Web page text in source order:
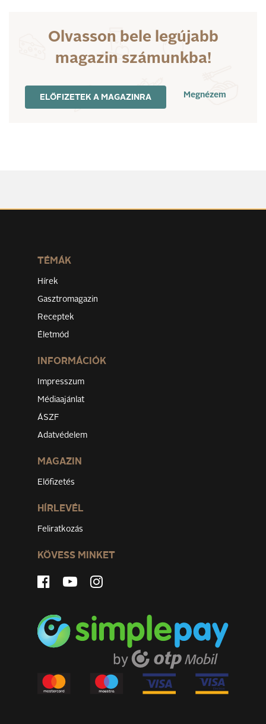
Olvasson bele legújabb
magazin számunkba!
ELŐFIZETEK A MAGAZINRA Megnézem
TÉMÁK
Hírek
Gasztromagazin
Receptek
Életmód
INFORMÁCIÓK
Impresszum
Médiaajánlat
ÁSZF
Adatvédelem
MAGAZIN
Előfizetés
HÍRLEVÉL
Feliratkozás
KÖVESS MINKET